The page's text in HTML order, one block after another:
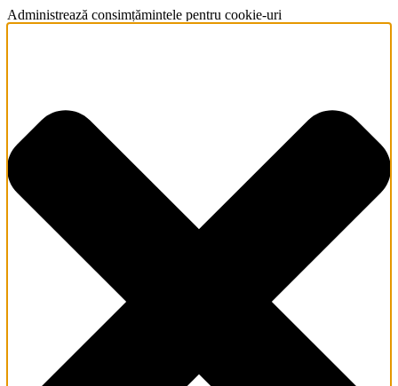
Administrează consimțămintele pentru cookie-uri